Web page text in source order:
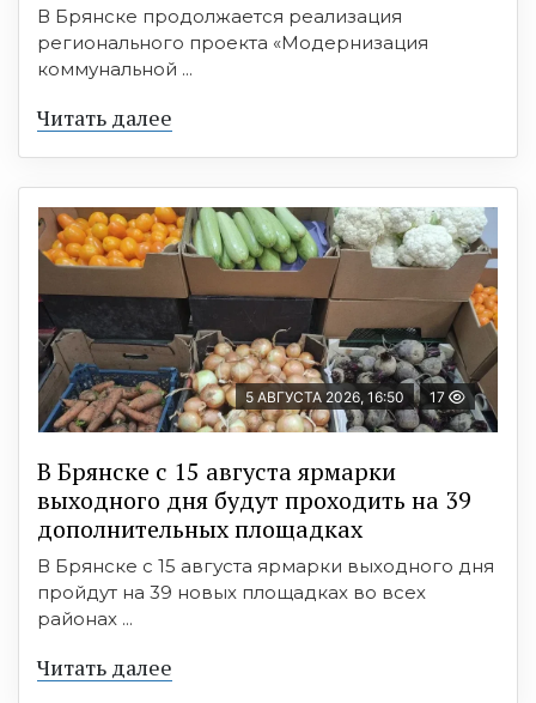
В Брянске продолжается реализация
регионального проекта «Модернизация
коммунальной ...
Читать далее
5 АВГУСТА 2026, 16:50 17
В Брянске с 15 августа ярмарки
выходного дня будут проходить на 39
дополнительных площадках
В Брянске с 15 августа ярмарки выходного дня
пройдут на 39 новых площадках во всех
районах ...
Читать далее